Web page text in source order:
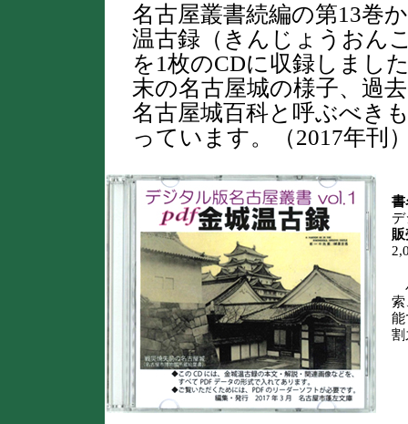
名古屋叢書続編の第13巻
温古録（きんじょうおん
を1枚のCDに収録しまし
末の名古屋城の様子、過
名古屋城百科と呼ぶべき
っています。（2017年刊
書
索
能
割